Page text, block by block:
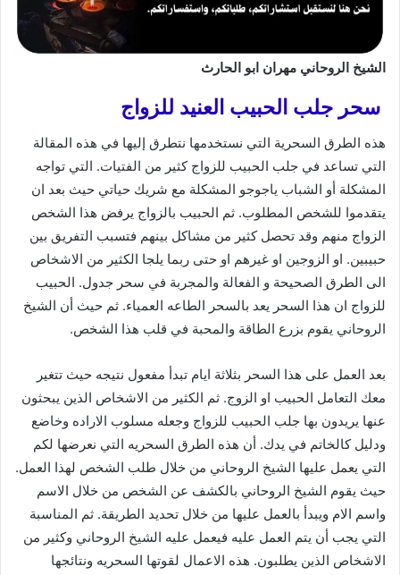
الشيخ الروحاني مهران ابو الحارث
سحر جلب الحبيب العنيد للزواج
هذه الطرق السحرية التي نستخدمها نتطرق إليها في هذه المقالة
التي تساعد في جلب الحبيب للزواج كثير من الفتيات. التي تواجه
المشكلة أو الشباب ياجوجو المشكلة مع شريك حياتي حيث بعد ان
يتقدموا للشخص المطلوب. ثم الحبيب بالزواج يرفض هذا الشخص
الزواج منهم وقد تحصل كثير من مشاكل بينهم فتسبب التفريق بين
حبيبين. او الزوجين او غيرهم او حتى ربما يلجا الكثير من الاشخاص
الى الطرق الصحيحة و الفعالة والمجربة في سحر جدول. الحبيب
للزواج ان هذا السحر يعد بالسحر الطاعه العمياء. ثم حيث أن الشيخ
الروحاني يقوم بزرع الطاقة والمحبة في قلب هذا الشخص.
بعد العمل على هذا السحر بثلاثة ايام تبدأ مفعول نتيجه حيث تتغير
معك التعامل الحبيب او الزوج. ثم الكثير من الاشخاص الذين يبحثون
عنها يريدون بها جلب الحبيب للزواج وجعله مسلوب الاراده وخاضع
ودليل كالخاتم في يدك. أن هذه الطرق السحريه التي نعرضها لكم
التي يعمل عليها الشيخ الروحاني من خلال طلب الشخص لهذا العمل.
حيث يقوم الشيخ الروحاني بالكشف عن الشخص من خلال الاسم
واسم الام ويبدأ بالعمل عليها من خلال تحديد الطريقة. ثم المناسبة
التي يجب أن يتم العمل عليه فيعمل عليه الشيخ الروحاني وكثير من
الاشخاص الذين يطلبون. هذه الاعمال لقوتها السحريه ونتائجها